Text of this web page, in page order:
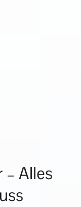
Alles